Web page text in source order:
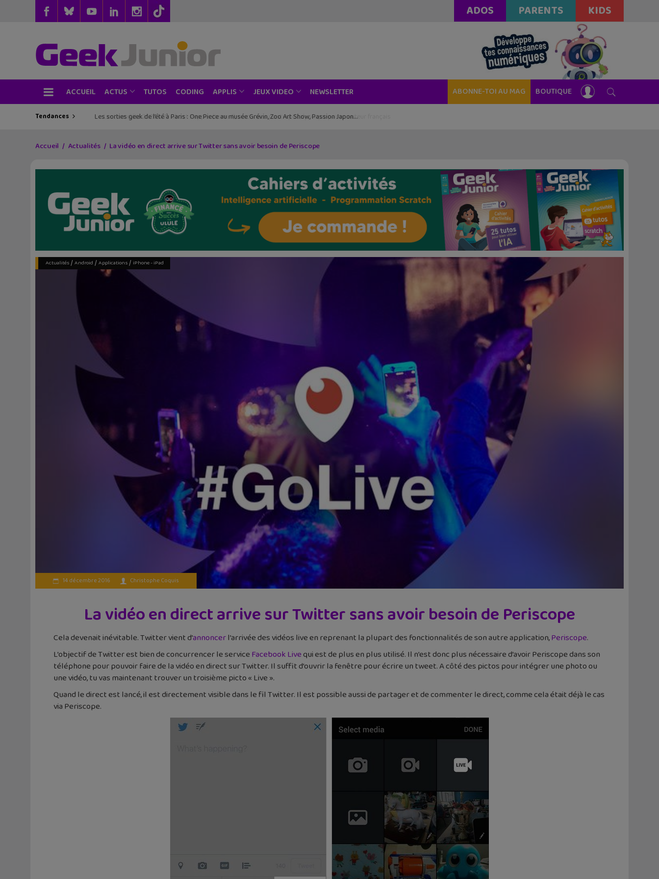
ADOS PARENTS KIDS
ACCUEIL ACTUS TUTOS CODING APPLIS JEUX VIDEO NEWSLETTER ABONNE-TOI AU MAG BOUTIQUE
Tendances Les sorties geek de l’été à Paris : One Piece au musée Grévin, Zoo Art Show, Passion Japon…
Accueil Actualités La vidéo en direct arrive sur Twitter sans avoir besoin de Periscope
Actualités/ Android / Applications/ iPhone - iPad
14 décembre 2016 Christophe Coquis
La vidéo en direct arrive sur Twitter sans avoir besoin de Periscope
Cela devenait inévitable. Twitter vient d’annoncerl’arrivée des vidéos live en reprenant la plupart des fonctionnalités de son autre application,Periscope.
L’objectif de Twitter est bien de concurrencer le serviceFacebook Livequi est de plus en plus utilisé. Il n’est donc plus nécessaire d’avoir Periscope dans son
téléphone pour pouvoir faire de la vidéo en direct sur Twitter. Il suffit d’ouvrir la fenêtre pour écrire un tweet. A côté des pictos pour intégrer une photo ou
une vidéo, tu vas maintenant trouver un troisième picto « Live ».
Quand le direct est lancé, il est directement visible dans le fil Twitter. Il est possible aussi de partager et de commenter le direct, comme cela était déjà le cas
via Periscope.